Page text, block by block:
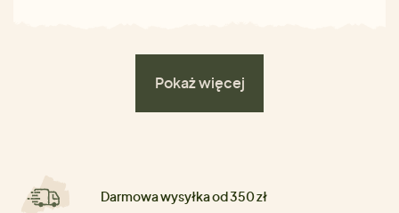
Pokaż więcej
Darmowa wysyłka od 350 zł